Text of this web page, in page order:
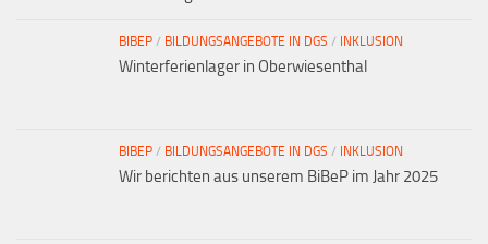
BIBEP / BILDUNGSANGEBOTE IN DGS / INKLUSION
Winterferienlager in Oberwiesenthal
BIBEP / BILDUNGSANGEBOTE IN DGS / INKLUSION
Wir berichten aus unserem BiBeP im Jahr 2025